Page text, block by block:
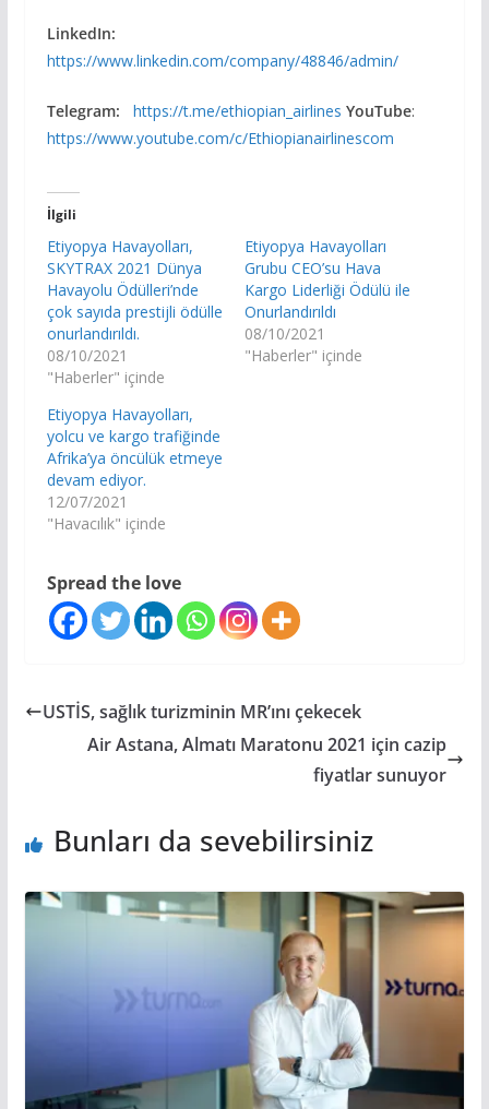
LinkedIn:
https://www.linkedin.com/company/48846/admin/
Telegram: https://t.me/ethiopian_airlines YouTube:
https://www.youtube.com/c/Ethiopianairlinescom
İlgili
Etiyopya Havayolları,
SKYTRAX 2021 Dünya
Havayolu Ödülleri’nde
çok sayıda prestijli ödülle
onurlandırıldı.
08/10/2021
"Haberler" içinde
Etiyopya Havayolları
Grubu CEO’su Hava
Kargo Liderliği Ödülü ile
Onurlandırıldı
08/10/2021
"Haberler" içinde
Etiyopya Havayolları,
yolcu ve kargo trafiğinde
Afrika’ya öncülük etmeye
devam ediyor.
12/07/2021
"Havacılık" içinde
Spread the love
USTİS, sağlık turizminin MR’ını çekecek
Air Astana, Almatı Maratonu 2021 için cazip
fiyatlar sunuyor
Bunları da sevebilirsiniz